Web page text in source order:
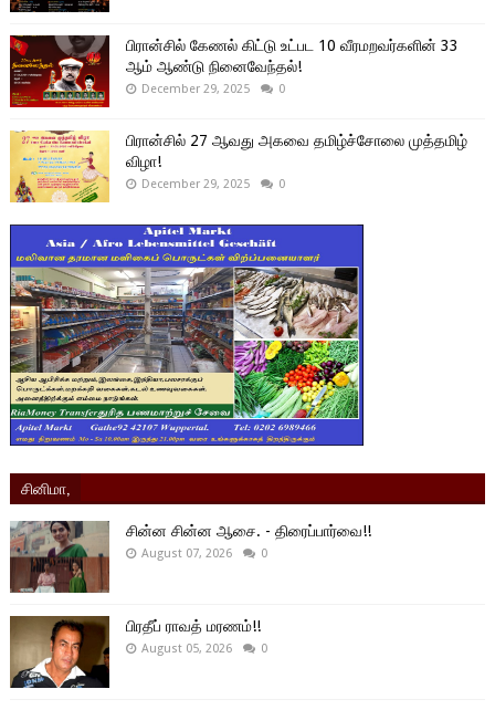
பிரான்சில் கேணல் கிட்டு உட்பட 10 வீரமறவர்களின் 33
ஆம் ஆண்டு நினைவேந்தல்!
December 29, 2025 0
பிரான்சில் 27 ஆவது அகவை தமிழ்ச்சோலை முத்தமிழ்
விழா!
December 29, 2025 0
சினிமா,
சின்ன சின்ன ஆசை. - திரைப்பார்வை!!
August 07, 2026 0
பிரதீப் ராவத் மரணம்!!
August 05, 2026 0